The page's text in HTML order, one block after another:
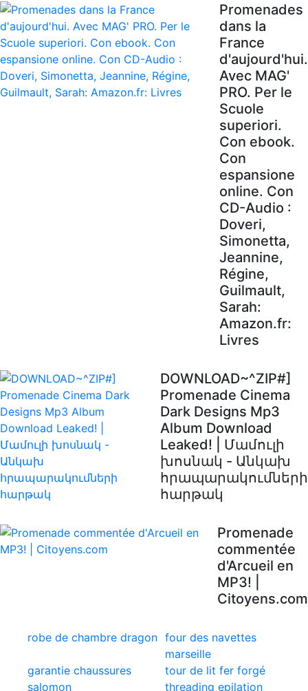
Promenades
dans la
France
d'aujourd'hui.
Avec MAG'
PRO. Per le
Scuole
superiori.
Con ebook.
Con
espansione
online. Con
CD-Audio :
Doveri,
Simonetta,
Jeannine,
Régine,
Guilmault,
Sarah:
Amazon.fr:
Livres
DOWNLOAD~^ZIP#]
Promenade Cinema
Dark Designs Mp3
Album Download
Leaked! | Մամուլի
խոսնակ - Անկախ
հրապարակումների
հարթակ
Promenade
commentée
d'Arcueil en
MP3! |
Citoyens.com
robe de chambre dragon four des navettes
marseille
garantie chaussures
salomon
tour de lit fer forgé
threading epilation